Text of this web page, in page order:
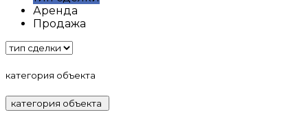
Аренда
Продажа
категория объекта
категория объекта